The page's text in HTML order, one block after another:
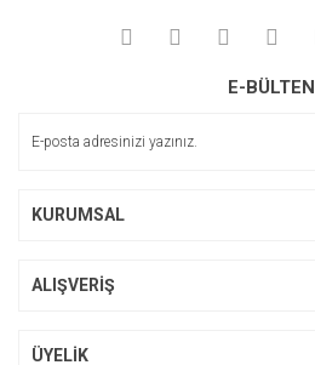
E-BÜLTEN
KURUMSAL
ALIŞVERİŞ
ÜYELİK